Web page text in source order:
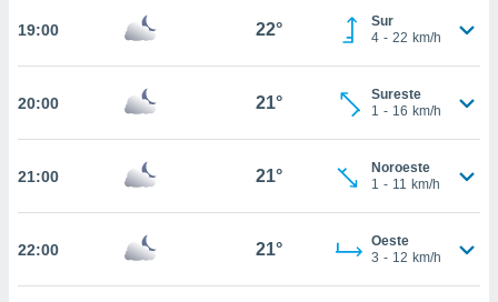
como
IP
posible
en
a lo que
su
19:00 22°
Sur
4 - 22 km/h
20:00 21°
Sureste
1 - 16 km/h
21:00 21°
Noroeste
1 - 11 km/h
22:00 21°
Oeste
3 - 12 km/h